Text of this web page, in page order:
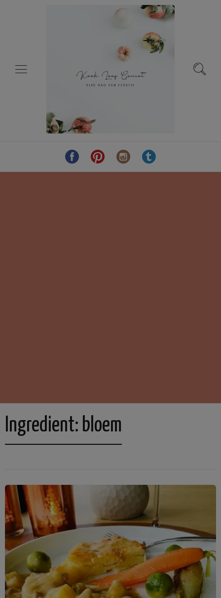
Ingredient: bloem